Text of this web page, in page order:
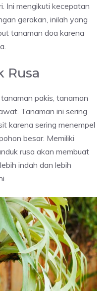
Ini mengikuti kecepatan
gerakan, inilah yang
tanaman doa karena
Rusa
pakis, tanaman
Tanaman ini sering
karena sering menempel
besar. Memiliki
rusa akan membuat
indah dan lebih